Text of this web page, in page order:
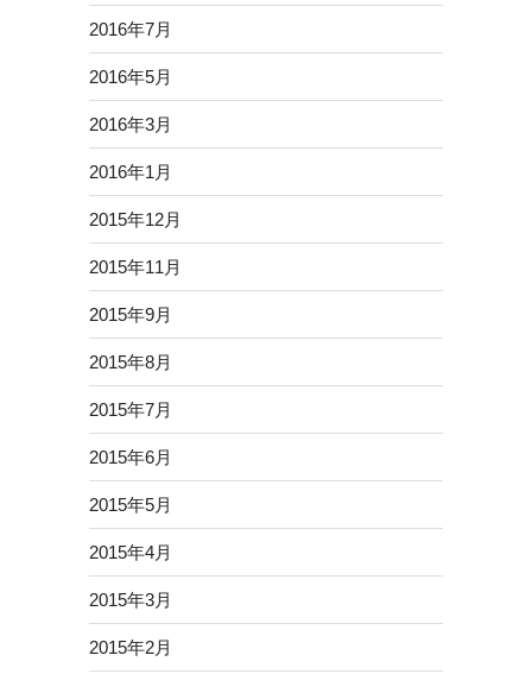
2016年7月
2016年5月
2016年3月
2016年1月
2015年12月
2015年11月
2015年9月
2015年8月
2015年7月
2015年6月
2015年5月
2015年4月
2015年3月
2015年2月